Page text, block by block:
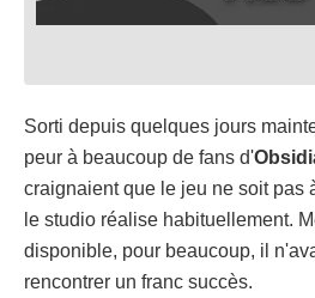
Sorti depuis quelques jours
peur à beaucoup de fans d'
craignaient que le jeu ne soit pas
le studio réalise habituellement.
disponible, pour beaucoup, il
rencontrer un franc succès.